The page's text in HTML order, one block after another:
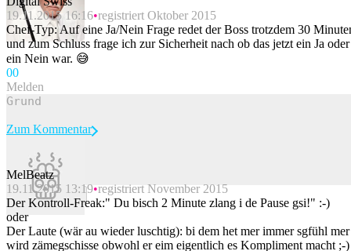
19.11.2015 16:16 registriert Oktober 2015
Chef-Typ: Auf eine Ja/Nein Frage redet der Boss trotzdem 30
und zum Schluss frage ich zur Sicherheit nach ob das jetzt ein Ja oder
ein Nein war. 😅
00
Melden
Beitrag melden
Zum Kommentar
MelBeatz
19.11.2015 13:19 registriert November 2015
Der Kontroll-Freak:" Du bisch 2 Minute zlang i de Pause gsi!" :-)
oder
Der Laute (wär au wieder luschtig): bi dem het mer immer sgfühl mer
wird zämegschisse obwohl er eim eigentlich es Kompliment macht ;-)